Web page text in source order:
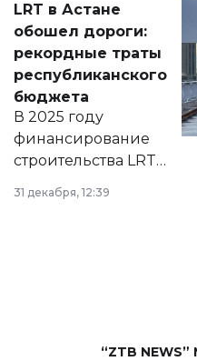
документ
появился в базе
нормативных
правовых актов и
на сайте маслихат
города.
LRT в Астане
обошел дороги:
рекордные траты
республиканского
бюджета
В 2025 году
финансирование
строительства LRT
в Астане из
республиканского
31 декабря, 12:39
“ZTB NEWS”